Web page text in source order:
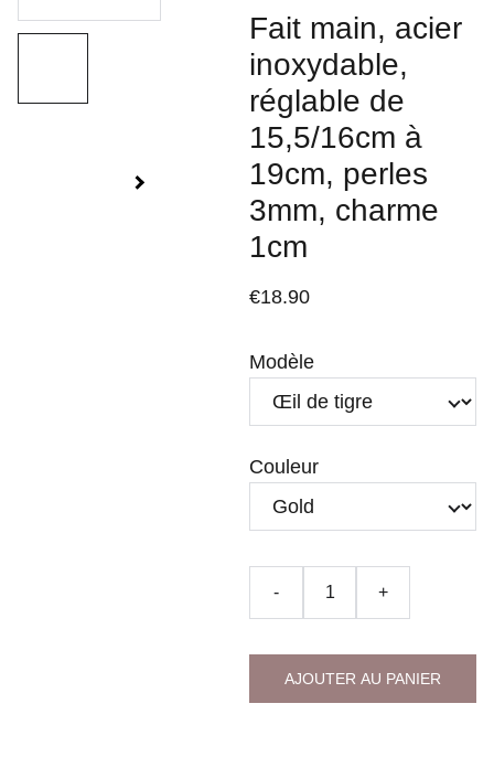
Fait main, acier
inoxydable,
réglable de
15,5/16cm à
19cm, perles
3mm, charme
1cm
€18.90
Modèle
Couleur
- +
AJOUTER AU PANIER